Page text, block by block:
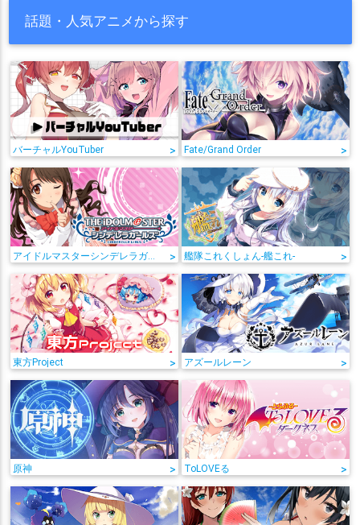
話題・人気アニメから探す
バーチャルYouTuber > Fate/Grand Order >
アイドルマスターシンデレラガールズ > 艦隊これくしょん-艦これ- >
東方Project > アズールレーン >
原神 > ToLOVEる >